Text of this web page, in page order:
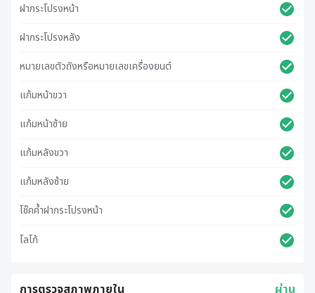
ฝากระโปรงหน้า
ฝากระโปรงหลัง
หมายเลขตัวถังหรือหมายเลขเครื่องยนต์
แก้มหน้าขวา
แก้มหน้าซ้าย
แก้มหลังขวา
แก้มหลังซ้าย
โช๊คค้ำฝากระโปรงหน้า
โลโก้
การตรวจสภาพภายใน ผ่าน